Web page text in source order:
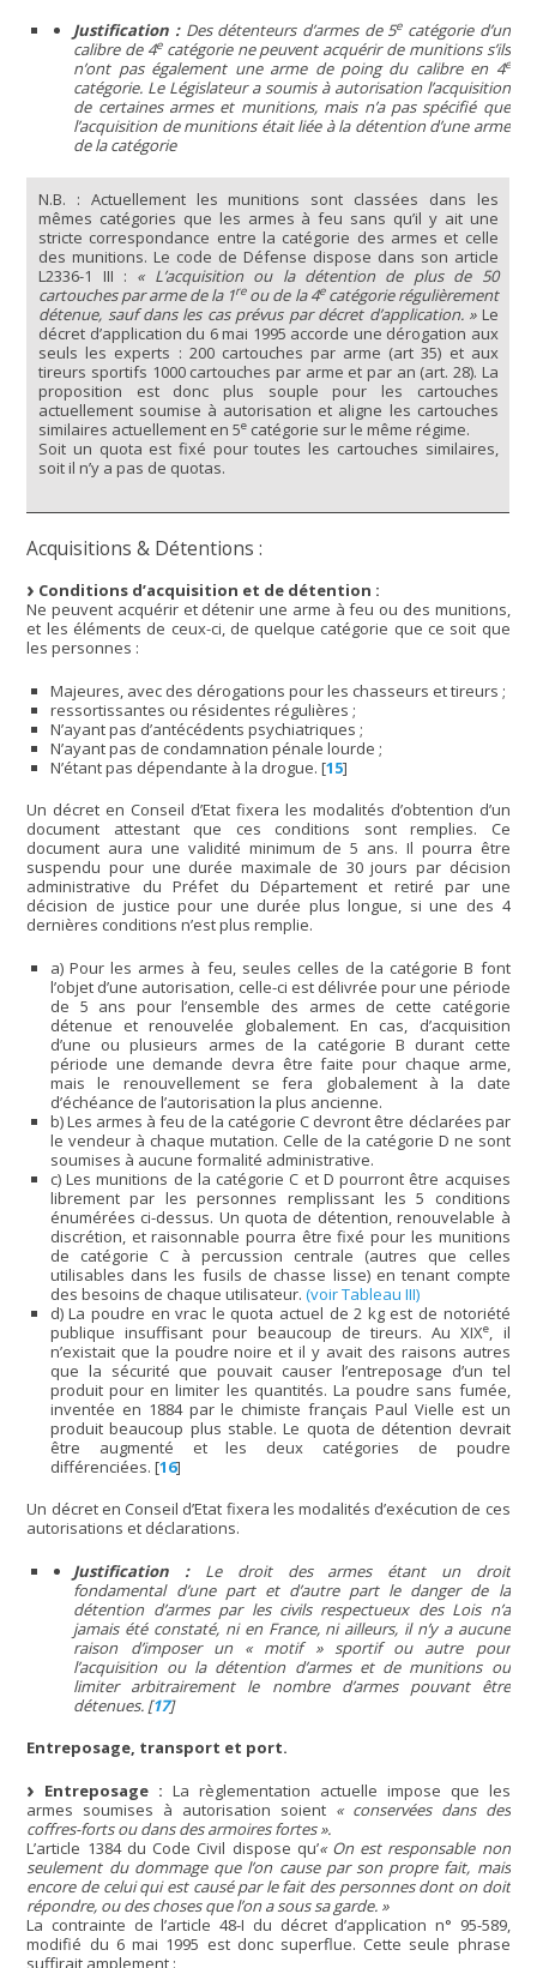
Justification : Des détenteurs d’armes de 5ecatégorie d’un
calibre de 4ecatégorie ne peuvent acquérir de munitions s’ils
n’ont pas également une arme de poing du calibre en 4e
catégorie. Le Législateur a soumis à autorisation l’acquisition
de certaines armes et munitions, mais n’a pas spécifié que
l’acquisition de munitions était liée à la détention d’une arme
de la catégorie
N.B. : Actuellement les munitions sont classées dans les
mêmes catégories que les armes à feu sans qu’il y ait une
stricte correspondance entre la catégorie des armes et celle
des munitions. Le code de Défense dispose dans son article
L2336-1 III : « L’acquisition ou la détention de plus de 50
cartouches par arme de la 1reou de la 4ecatégorie régulièrement
détenue, sauf dans les cas prévus par décret d’application. »Le
décret d’application du 6 mai 1995 accorde une dérogation aux
seuls les experts : 200 cartouches par arme (art 35) et aux
tireurs sportifs 1000 cartouches par arme et par an (art. 28). La
proposition est donc plus souple pour les cartouches
actuellement soumise à autorisation et aligne les cartouches
similaires actuellement en 5e catégorie sur le même régime.
Soit un quota est fixé pour toutes les cartouches similaires,
soit il n’y a pas de quotas.
Acquisitions & Détentions :
Conditions d’acquisition et de détention :
Ne peuvent acquérir et détenir une arme à feu ou des munitions,
et les éléments de ceux-ci, de quelque catégorie que ce soit que
les personnes :
Majeures, avec des dérogations pour les chasseurs et tireurs ;
ressortissantes ou résidentes régulières ;
N’ayant pas d’antécédents psychiatriques ;
N’ayant pas de condamnation pénale lourde ;
N’étant pas dépendante à la drogue. [15]
Un décret en Conseil d’Etat fixera les modalités d’obtention d’un
document attestant que ces conditions sont remplies. Ce
document aura une validité minimum de 5 ans. Il pourra être
suspendu pour une durée maximale de 30 jours par décision
administrative du Préfet du Département et retiré par une
décision de justice pour une durée plus longue, si une des 4
dernières conditions n’est plus remplie.
a) Pour les armes à feu, seules celles de la catégorie B font
l’objet d’une autorisation, celle-ci est délivrée pour une période
de 5 ans pour l’ensemble des armes de cette catégorie
détenue et renouvelée globalement. En cas, d’acquisition
d’une ou plusieurs armes de la catégorie B durant cette
période une demande devra être faite pour chaque arme,
mais le renouvellement se fera globalement à la date
d’échéance de l’autorisation la plus ancienne.
b) Les armes à feu de la catégorie C devront être déclarées par
le vendeur à chaque mutation. Celle de la catégorie D ne sont
soumises à aucune formalité administrative.
c) Les munitions de la catégorie C et D pourront être acquises
librement par les personnes remplissant les 5 conditions
énumérées ci-dessus. Un quota de détention, renouvelable à
discrétion, et raisonnable pourra être fixé pour les munitions
de catégorie C à percussion centrale (autres que celles
utilisables dans les fusils de chasse lisse) en tenant compte
des besoins de chaque utilisateur. (voir Tableau III)
d) La poudre en vrac le quota actuel de 2 kg est de notoriété
publique insuffisant pour beaucoup de tireurs. Au XIXe, il
n’existait que la poudre noire et il y avait des raisons autres
que la sécurité que pouvait causer l’entreposage d’un tel
produit pour en limiter les quantités. La poudre sans fumée,
inventée en 1884 par le chimiste français Paul Vielle est un
produit beaucoup plus stable. Le quota de détention devrait
être augmenté et les deux catégories de poudre
différenciées. [16]
Un décret en Conseil d’Etat fixera les modalités d’exécution de ces
autorisations et déclarations.
Justification :Le droit des armes étant un droit
fondamental d’une part et d’autre part le danger de la
détention d’armes par les civils respectueux des Lois n’a
jamais été constaté, ni en France, ni ailleurs, il n’y a aucune
raison d’imposer un « motif »sportif ou autre pour
l’acquisition ou la détention d’armes et de munitions ou
limiter arbitrairement le nombre d’armes pouvant être
détenues. [17]
Entreposage, transport et port.
Entreposage : La règlementation actuelle impose que les
armes soumises à autorisation soient « conservées dans des
coffres-forts ou dans des armoires fortes ».
L’article 1384 du Code Civil dispose qu’« On est responsable non
seulement du dommage que l’on cause par son propre fait, mais
encore de celui qui est causé par le fait des personnes dont on doit
répondre, ou des choses que l’on a sous sa garde. »
La contrainte de l’article 48-I du décret d’application n° 95-589,
modifié du 6 mai 1995 est donc superflue. Cette seule phrase
suffirait amplement :